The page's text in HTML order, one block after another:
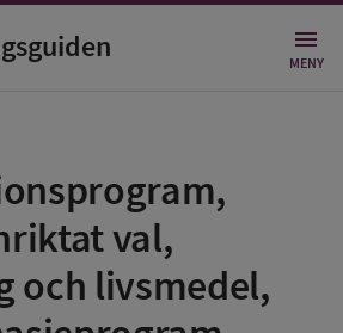
MENY
val,
och livsmedel,